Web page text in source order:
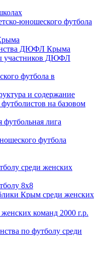
юношеского футбола
ДЮФЛ Крыма
участников ДЮФЛ
футбола в
и содержание
на базовом
лига
футбола
среди женских
8х8
Крым среди женских
команд 2000 г.р.
по футболу среди